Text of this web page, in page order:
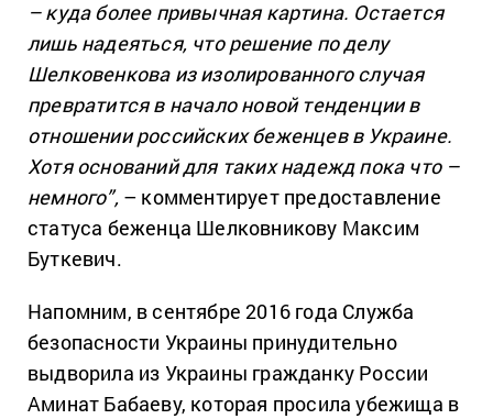
– куда более привычная картина. Остается
лишь надеяться, что решение по делу
Шелковенкова из изолированного случая
превратится в начало новой тенденции в
отношении российских беженцев в Украине.
Хотя оснований для таких надежд пока что –
немного”,– комментирует предоставление
статуса беженца Шелковникову Максим
Буткевич.
Напомним, в сентябре 2016 года Служба
безопасности Украины принудительно
выдворила из Украины гражданку России
Аминат Бабаеву, которая просила убежища в